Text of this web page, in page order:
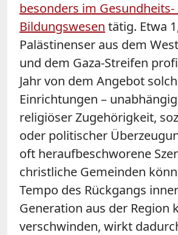
besonders im Gesundheits-
Bildungswesen tätig. Etwa
Palästinenser aus dem
und dem Gaza-Streifen
Jahr von dem Angebot
Einrichtungen –
religiöser Zugehörigkeit,
oder politischer
oft heraufbeschworene
christliche Gemeinden
Tempo des Rückgangs
Generation aus der Region
verschwinden, wirkt